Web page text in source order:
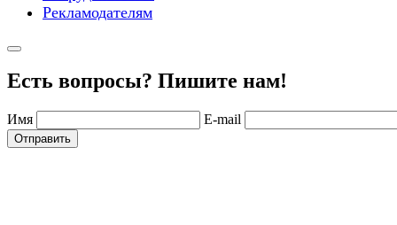
Рекламодателям
Есть вопросы? Пишите нам!
Имя E-mail